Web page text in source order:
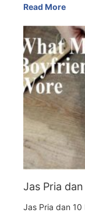
Read More
Jas Pria
Jas Pria dan